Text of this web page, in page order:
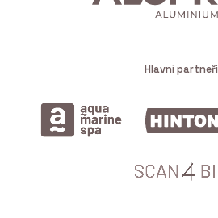
Hlavní partneři